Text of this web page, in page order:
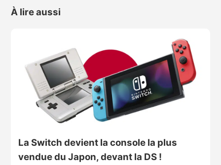
À lire aussi
La Switch devient la console la plus
vendue du Japon, devant la DS !